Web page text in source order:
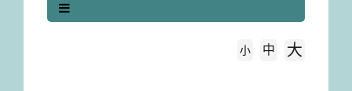
小 中 大